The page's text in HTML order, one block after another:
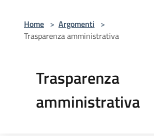
Home > Argomenti >
Trasparenza amministrativa
Trasparenza
amministrativa